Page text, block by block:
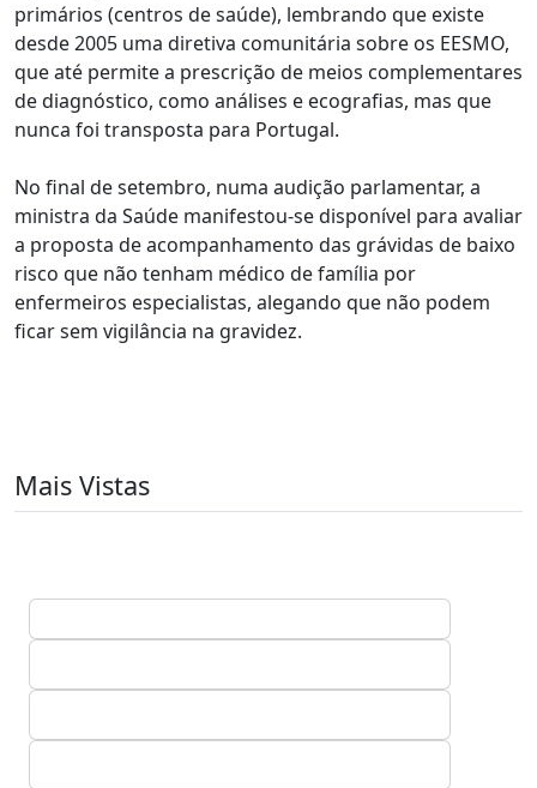
primários (centros de saúde), lembrando que existe
desde 2005 uma diretiva comunitária sobre os EESMO,
que até permite a prescrição de meios complementares
de diagnóstico, como análises e ecografias, mas que
nunca foi transposta para Portugal.
No final de setembro, numa audição parlamentar, a
ministra da Saúde manifestou-se disponível para avaliar
a proposta de acompanhamento das grávidas de baixo
risco que não tenham médico de família por
enfermeiros especialistas, alegando que não podem
ficar sem vigilância na gravidez.
Mais Vistas